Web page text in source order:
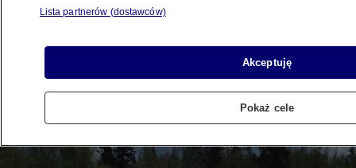
Lista partnerów (dostawców)
Akceptuję
Pokaż cele